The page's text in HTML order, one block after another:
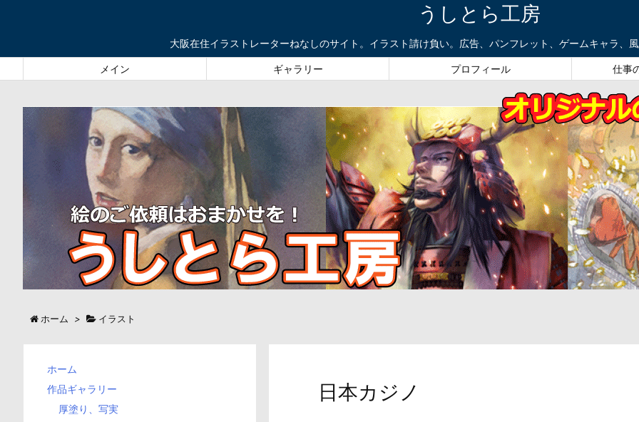
うしとら工房
大阪在住イラストレーターねなしのサイト。イラスト請け負い。広告、パンフレット、ゲームキャラ、
メイン ギャラリー プロフィール 仕事
ホーム > イラスト
日本カジノ
ホーム
作品ギャラリー
厚塗り、写実